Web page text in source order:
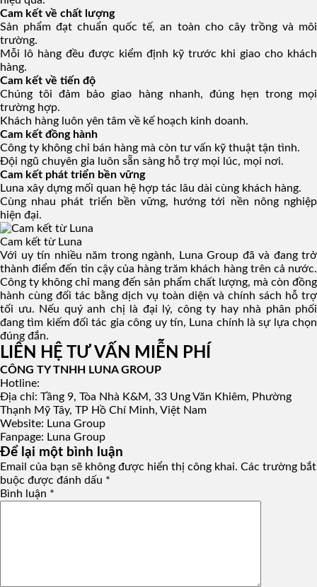
Cam kết về chất lượng
Sản phẩm đạt chuẩn quốc tế, an toàn cho cây trồng và môi
trường.
Mỗi lô hàng đều được kiểm định kỹ trước khi giao cho khách
hàng.
Cam kết về tiến độ
Chúng tôi đảm bảo giao hàng nhanh, đúng hẹn trong mọi
trường hợp.
Khách hàng luôn yên tâm về kế hoạch kinh doanh.
Cam kết đồng hành
Công ty không chỉ bán hàng mà còn tư vấn kỹ thuật tận tình.
Đội ngũ chuyên gia luôn sẵn sàng hỗ trợ mọi lúc, mọi nơi.
Cam kết phát triển bền vững
Luna xây dựng mối quan hệ hợp tác lâu dài cùng khách hàng.
Cùng nhau phát triển bền vững, hướng tới nền nông nghiệp
hiện đại.
Cam kết từ Luna
Với uy tín nhiều năm trong ngành, Luna Group đã và đang trở
thành điểm đến tin cậy của hàng trăm khách hàng trên cả nước.
Công ty không chỉ mang đến sản phẩm chất lượng, mà còn đồng
hành cùng đối tác bằng dịch vụ toàn diện và chính sách hỗ trợ
tối ưu. Nếu quý anh chị là đại lý, công ty hay nhà phân phối
đang tìm kiếm đối tác gia công uy tín, Luna chính là sự lựa chọn
đúng đắn.
LIÊN HỆ TƯ VẤN MIỄN PHÍ
CÔNG TY TNHH LUNA GROUP
Hotline:
Địa chỉ: Tầng 9, Tòa Nhà K&M, 33 Ung Văn Khiêm, Phường
Thạnh Mỹ Tây, TP Hồ Chí Minh, Việt Nam
Website: Luna Group
Fanpage: Luna Group
Để lại một bình luận
Email của bạn sẽ không được hiển thị công khai. Các trường bắt
buộc được đánh dấu *
Bình luận *